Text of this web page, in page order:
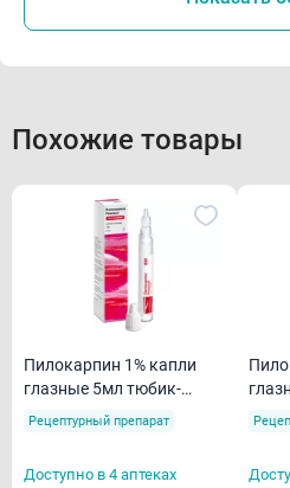
Похожие товары
Пилокарпин 1% капли
глазные 5мл тюбик-
капельницы
Рецептурный препарат
Доступно в 4 аптеках